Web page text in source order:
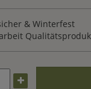
& Winterfest